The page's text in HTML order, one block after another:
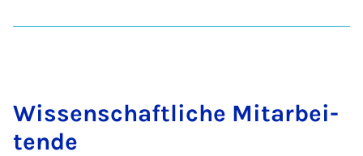
Wis­sen­schaft­li­che Mit­a­r­bei­
ten­de